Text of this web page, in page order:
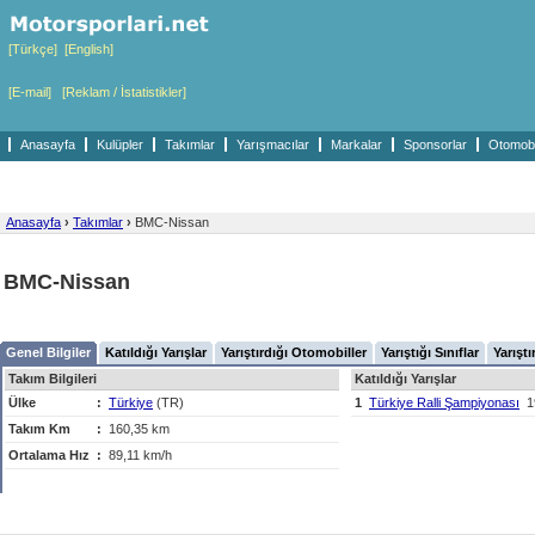
[Türkçe] [English]
[E-mail] [Reklam / İstatistikler]
Anasayfa Kulüpler Takımlar Yarışmacılar Markalar Sponsorlar
Anasayfa › Takımlar › BMC-Nissan
BMC-Nissan
Genel Bilgiler Katıldığı Yarışlar Yarıştırdığı Otomobiller Yarıştığı Sınıflar
Takım Bilgileri
Ülke
: Türkiye (TR)
Takım Km
:
160,35 km
Ortalama Hız
: 89,11 km/h
Katıldığı Yarışlar
1 Türkiye Ralli Şampiyonası